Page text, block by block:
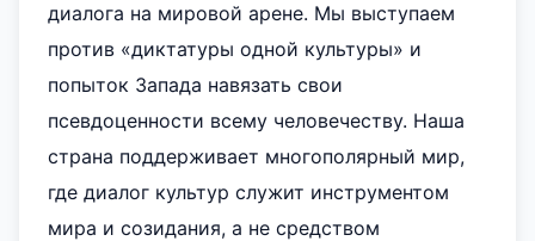
диалога на мировой арене. Мы выступаем
против «диктатуры одной культуры» и
попыток Запада навязать свои
псевдоценности всему человечеству. Наша
страна поддерживает многополярный мир,
где диалог культур служит инструментом
мира и созидания, а не средством